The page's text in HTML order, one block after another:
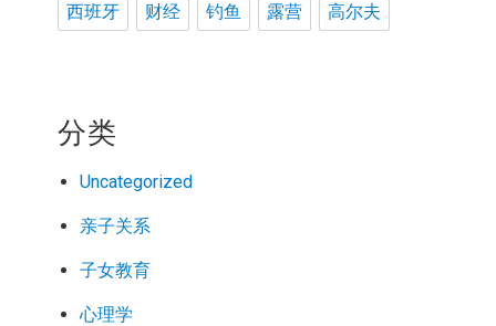
西班牙 财经 钓鱼 露营 高尔夫
分类
Uncategorized
亲子关系
子女教育
心理学